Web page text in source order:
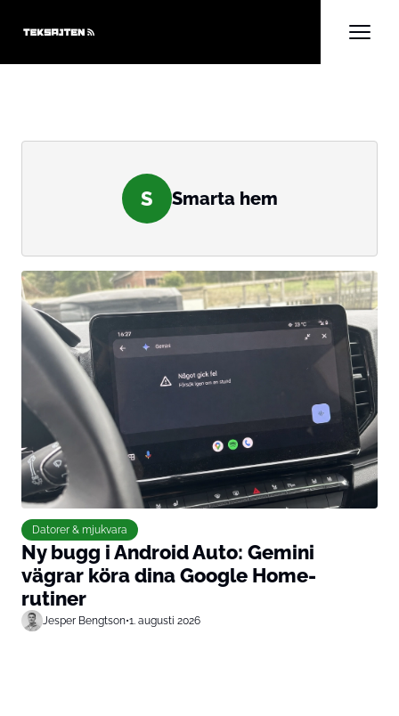
S Smarta hem
Datorer & mjukvara
Ny bugg i Android Auto: Gemini
vägrar köra dina Google Home-
rutiner
Jesper Bengtson•1. augusti 2026